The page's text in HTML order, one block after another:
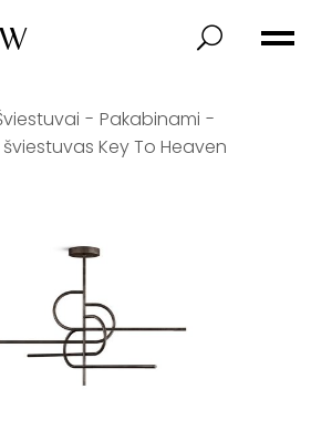
Pakabinami
Key To Heaven